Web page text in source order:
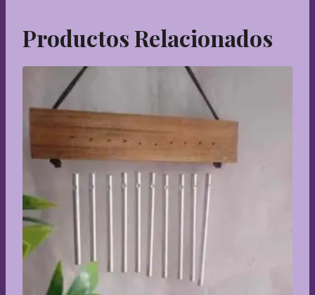
Productos Relacionados